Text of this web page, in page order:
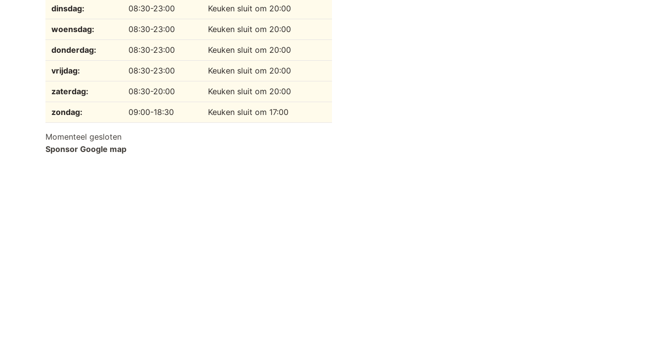
dinsdag: 08:30-23:00 Keuken sluit om 20:00
woensdag: 08:30-23:00 Keuken sluit om 20:00
donderdag: 08:30-23:00 Keuken sluit om 20:00
vrijdag: 08:30-23:00 Keuken sluit om 20:00
zaterdag: 08:30-20:00 Keuken sluit om 20:00
zondag: 09:00-18:30 Keuken sluit om 17:00
Momenteel gesloten
Sponsor Google map